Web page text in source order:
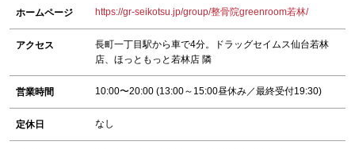
ホームページ https://gr-seikotsu.jp/group/整骨院greenroom若林/
アクセス
長町一丁目駅から車で4分。ドラッグセイムス仙台若林
店、ほっともっと若林店 隣
営業時間 10:00〜20:00 (13:00～15:00昼休み／最終受付19:30)
定休日 なし